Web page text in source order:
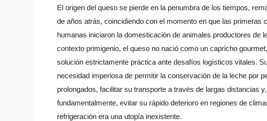
El origen del queso se pierde en la penumbra de los tiempos,
de años atrás, coincidiendo con el momento en que las primeras
humanas iniciaron la domesticación de animales productores de
contexto primigenio, el queso no nació como un capricho
solución estrictamente práctica ante desafíos logísticos vitales.
necesidad imperiosa de permitir la conservación de la leche por
prolongados, facilitar su transporte a través de largas distancias y,
fundamentalmente, evitar su rápido deterioro en regiones de
refrigeración era una utopía inexistente.